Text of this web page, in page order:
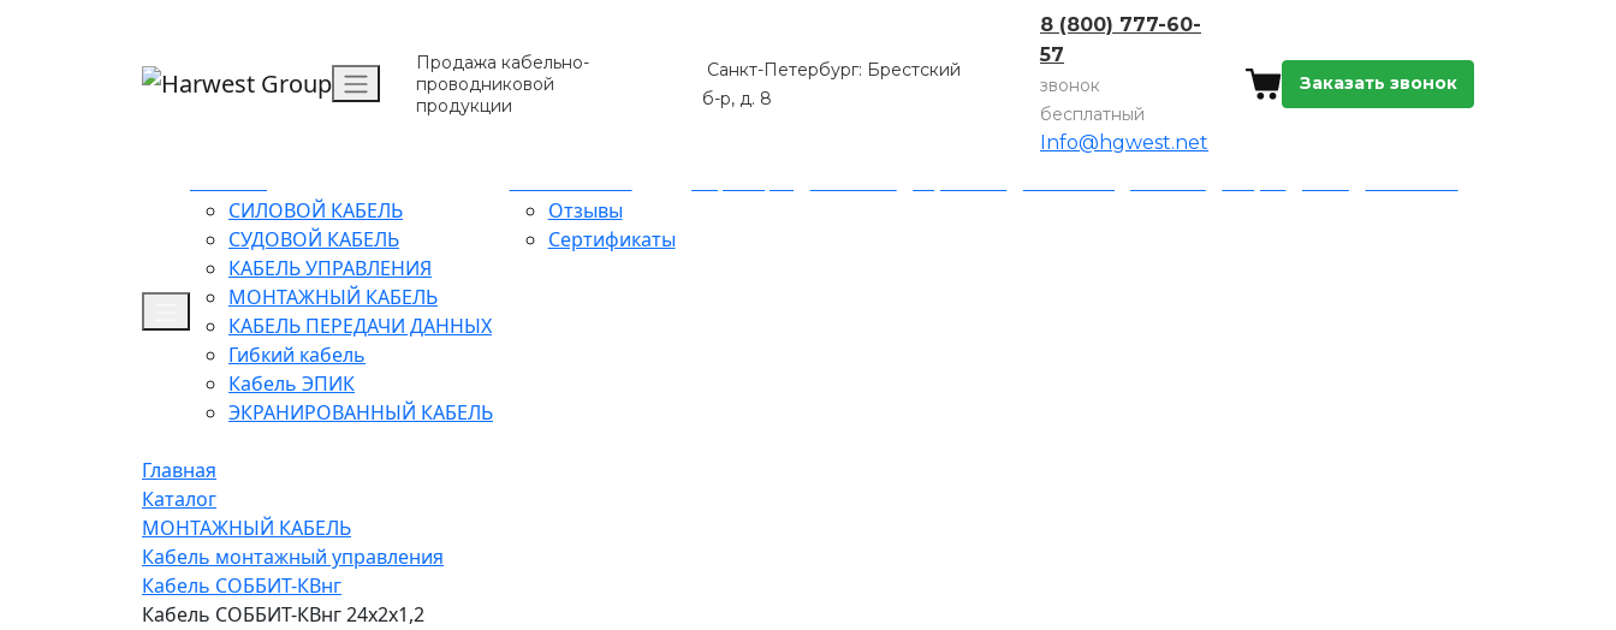
Продажа кабельно-
проводниковой
продукции
Санкт-Петербург: Брестский
б-р, д. 8
8 (800) 777-60-
57
звонок
бесплатный
Info@hgwest.net
Заказать звонок
СИЛОВОЙ КАБЕЛЬ
СУДОВОЙ КАБЕЛЬ
КАБЕЛЬ УПРАВЛЕНИЯ
МОНТАЖНЫЙ КАБЕЛЬ
КАБЕЛЬ ПЕРЕДАЧИ ДАННЫХ
Гибкий кабель
Кабель ЭПИК
ЭКРАНИРОВАННЫЙ КАБЕЛЬ
Отзывы
Сертификаты
Главная
Каталог
МОНТАЖНЫЙ КАБЕЛЬ
Кабель монтажный управления
Кабель СОББИТ-КВнг
Кабель СОББИТ-КВнг 24х2х1,2